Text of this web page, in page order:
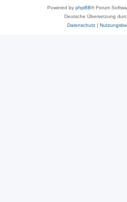
Powered by phpBB® Forum
Deutsche Übersetzung
Datenschutz|